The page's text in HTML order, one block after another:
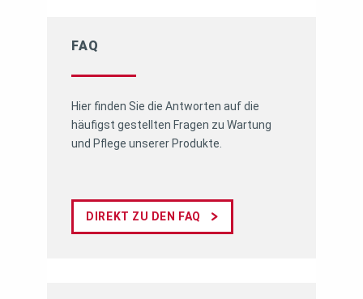
FAQ
Hier finden Sie die Antworten auf die
häufigst gestellten Fragen zu Wartung
und Pflege unserer Produkte.
DIREKT ZU DEN FAQ